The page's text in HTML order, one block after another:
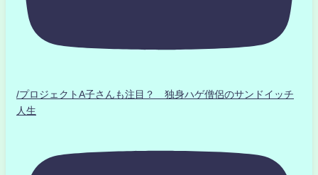
/プロジェクトA子さんも注目？ 独身ハゲ僧侶のサンドイッチ
人生